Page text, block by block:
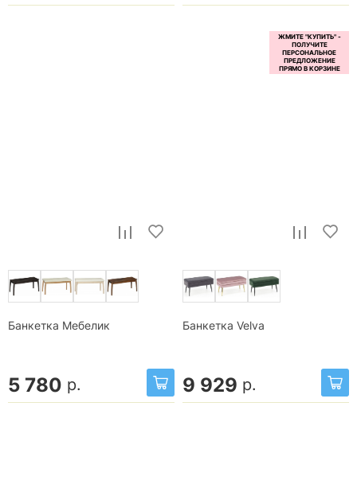
Банкетка Мебелик
5 780 р.
Банкетка Velva
9 929 р.